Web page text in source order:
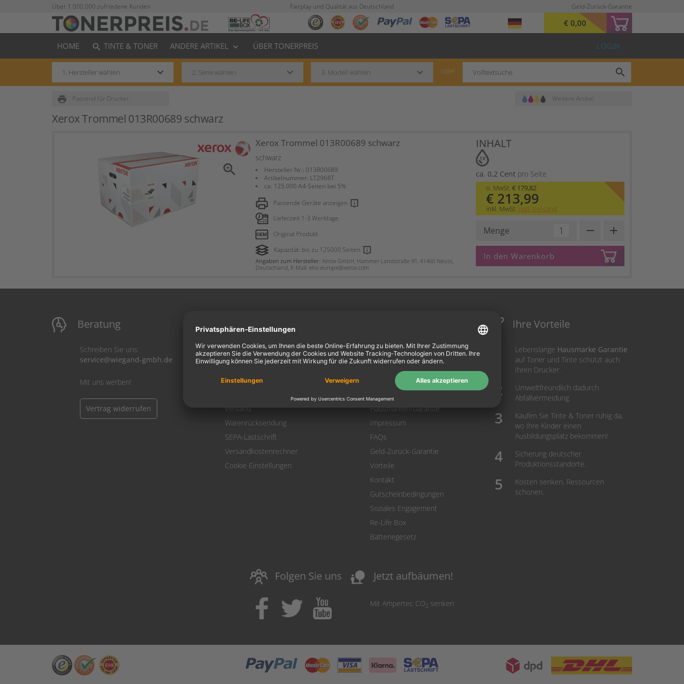
Über 1.000.000 zufriedene Kunden Fairplay und Qualität aus Deutschland Geld-Zurück-Garantie
€ 0,00
HOME search TINTE & TONER ANDERE ARTIKEL keyboard_arrow_down ÜBER TONERPREIS LOGIN
keyboard_arrow_down keyboard_arrow_down keyboard_arrow_down oder search
Passend für Drucker
print Weitere Artikel
Xerox Trommel 013R00689 schwarz
zoom_in
Xerox Trommel 013R00689 schwarz
schwarz
Hersteller Nr.: 013R00689
Artikelnummer: LT2968T
ca. 125.000 A4-Seiten bei 5%
Passende Geräte anzeigen
Lieferzeit 1-3 Werktage
Original Produkt
Kapazität: bis zu 125000 Seiten
Angaben zum Hersteller: Xerox GmbH, Hammer Landstraße 91, 41460 Neuss,
Deutschland, E-Mail: ehs-europe@xerox.com
INHALT
1X
ca. 0,2 Centpro Seite
o. MwSt. € 179,82
€ 213,99
inkl. MwSt. zzgl. Versand
Menge remove add
In den Warenkorb
Beratung
Schreiben Sie uns:
service@wiegand-gmbh.de
Mit uns werben!
Vertrag widerrufen
Mein Konto
Mein Konto
Login
Warenkorb
Versand
Warenrücksendung
SEPA-Lastschrift
Versandkostenrechner
Cookie Einstellungen
Über uns
AGB
Datenschutz
Hausmarken-Garantie
Impressum
FAQs
Geld-Zurück-Garantie
Vorteile
Kontakt
Gutscheinbedingungen
Soziales Engagement
Re-Life Box
Batteriegesetz
Ihre Vorteile
Lebenslange Hausmarke Garantie
auf Toner und Tinte schützt auch
Ihren Drucker.
Umweltfreundlich dadurch
Abfallvermeidung.
Kaufen Sie Tinte & Toner ruhig da,
wo Ihre Kinder einen
Ausbildungsplatz bekommen!
Sicherung deutscher
Produktionsstandorte.
Kosten senken, Ressourcen
schonen.
Folgen Sie uns nature_people Jetzt aufbäumen!
Mit Ampertec CO2 senken